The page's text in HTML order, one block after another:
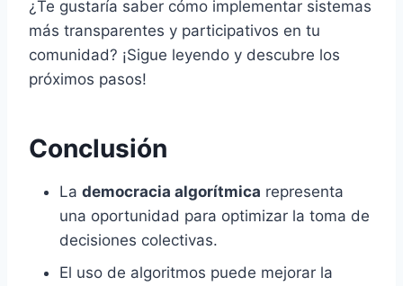
¿Te gustaría saber cómo implementar sistemas
más transparentes y participativos en tu
comunidad? ¡Sigue leyendo y descubre los
próximos pasos!
Conclusión
La democracia algorítmica representa
una oportunidad para optimizar la toma de
decisiones colectivas.
El uso de algoritmos puede mejorar la